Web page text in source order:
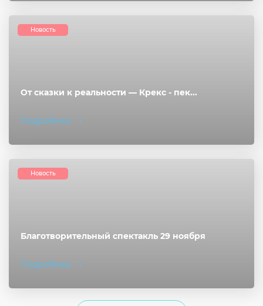
От сказки к реальности — Крекс - пек...
Подробнее
Новость
Благотворительный спектакль 29 ноября
Подробнее
Новость